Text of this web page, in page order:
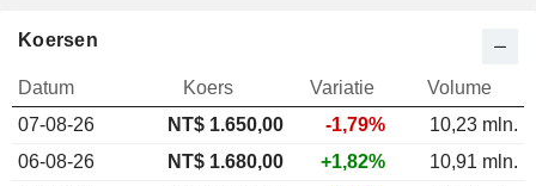
Koersen
Datum Koers Variatie
Volume
07-08-26
NT$ 1.650,00 -1,79%
10,23 mln.
06-08-26
NT$ 1.680,00 +1,82%
10,91 mln.